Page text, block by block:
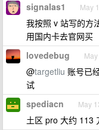
signalas1 May
我按照 v 站写的方
用国内卡去官网买
lovedebug
@targetliu 账号已
试
spediacn May
土区 pro 大约 113